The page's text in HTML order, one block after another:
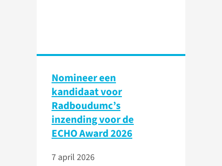
Nomineer een
kandidaat voor
Radboudumc’s
inzending voor de
ECHO Award 2026
7 april 2026